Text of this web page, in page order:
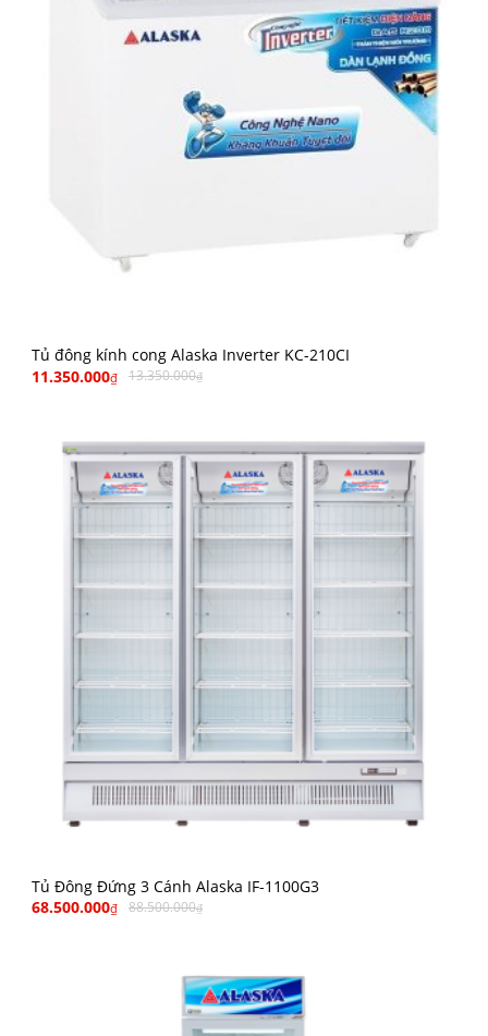
Tủ đông kính cong Alaska Inverter KC-210CI
11.350.000₫ 13.350.000₫
Tủ Đông Đứng 3 Cánh Alaska IF-1100G3
68.500.000₫ 88.500.000₫